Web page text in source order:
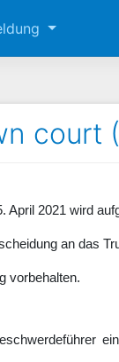
court
April 2021 wird
an das
vorbehalten.